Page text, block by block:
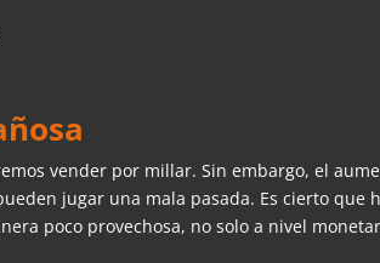
vender por millar. Sin embargo, el
jugar una mala pasada. Es cierto que
poco provechosa, no solo a nivel